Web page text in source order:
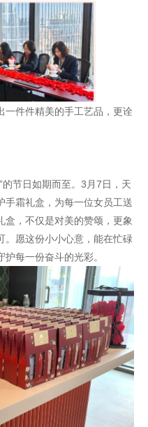
一件件精美的手工艺品，更诠
节日如期而至。3月7日，天
霜礼盒，为每一位女员工送
盒，不仅是对美的赞颂，更象
。愿这份小小心意，能在忙碌
每一份奋斗的光彩。